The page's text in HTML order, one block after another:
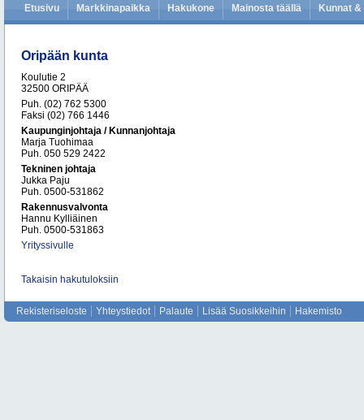
Etusivu Markkinapaikka Hakukone Mainosta täällä Kunnat
Oripään kunta
Koulutie 2
32500 ORIPÄÄ
Puh. (02) 762 5300
Faksi (02) 766 1446
Kaupunginjohtaja / Kunnanjohtaja
Marja Tuohimaa
Puh. 050 529 2422
Tekninen johtaja
Jukka Paju
Puh. 0500-531862
Rakennusvalvonta
Hannu Kylliäinen
Puh. 0500-531863
Yrityssivulle
Takaisin hakutuloksiin
Rekisteriseloste Yhteystiedot Palaute Lisää Suosikkeihin Hakemisto